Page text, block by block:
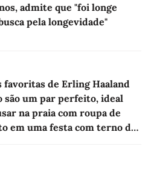
admite que "foi longe
pela longevidade"
favoritas de Erling Haaland
são um par perfeito, ideal
na praia com roupa de
em uma festa com terno de